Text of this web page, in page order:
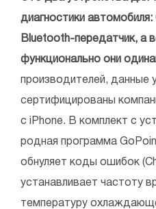
диагностики
Bluetooth-передатчик, а
функционально они
производителей, данные
сертифицированы
с iPhone. В комплект с
родная программа
обнуляет коды ошибок
устанавливает частоту
температуру